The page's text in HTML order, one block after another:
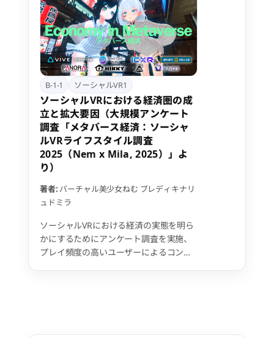
B-1-1 ソーシャルVR1
ソーシャルVRにおける経済圏の成
立と拡大要因（大規模アンケート
調査「メタバース経済：ソーシャ
ルVRライフスタイル調査
2025（Nem x Mila, 2025）」よ
り）
著者: バーチャル美少女ねむ ブレディキナリ
ュドミラ
ソーシャルVRにおける経済の実態を明ら
かにするためにアンケート調査を実施、
プレイ頻度の高いユーザーによるコンテ